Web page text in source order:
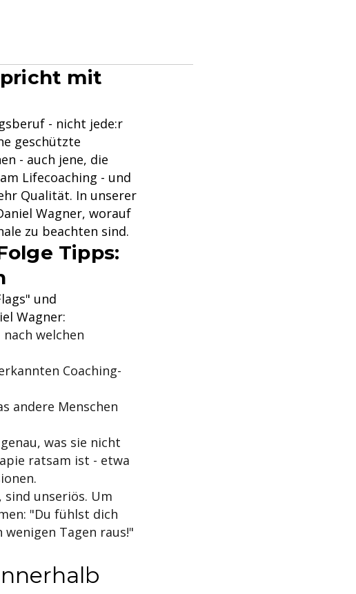
mit
- nicht jede:r
geschützte
- auch jene, die
Lifecoaching - und
Qualität. In unserer
Wagner, worauf
zu beachten sind.
Tipps:
und
Wagner:
welchen
Coaching-
andere Menschen
was sie nicht
ratsam ist - etwa
sind unseriös. Um
"Du fühlst dich
Tagen raus!"